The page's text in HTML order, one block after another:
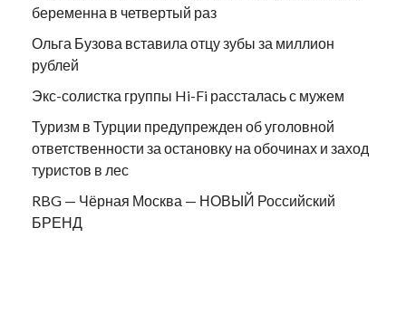
беременна в четвертый раз
Ольга Бузова вставила отцу зубы за миллион
рублей
Экс-солистка группы Hi-Fi рассталась с мужем
Туризм в Турции предупрежден об уголовной
ответственности за остановку на обочинах и заход
туристов в лес
RBG — Чёрная Москва — НОВЫЙ Российский
БРЕНД